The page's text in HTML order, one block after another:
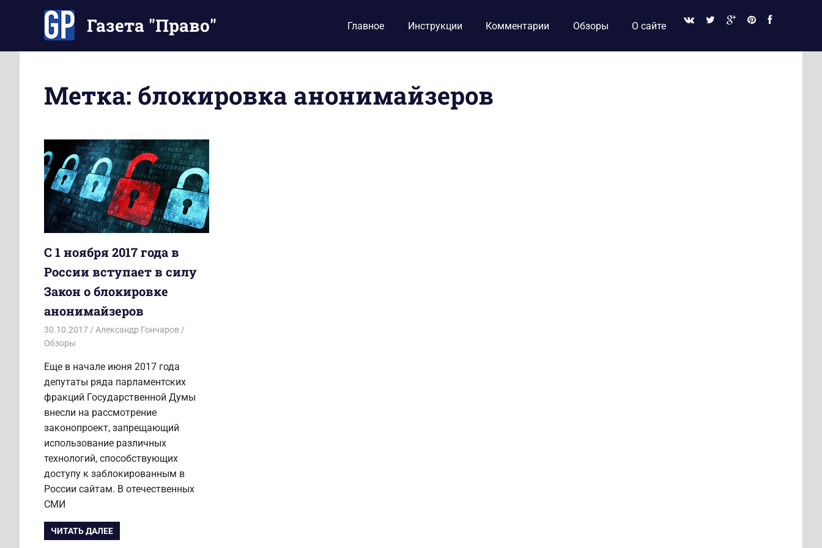
содержимому
Газета "Право"
Ваше
время
Главное Инструкции Комментарии Обзоры О сайте
Метка: блокировка анонимайзеров
С 1 ноября 2017 года в
России вступает в силу
Закон о блокировке
анонимайзеров
30.10.2017
Александр Гончаров
Обзоры
Еще в начале июня 2017 года
депутаты ряда парламентских
фракций Государственной Думы
внесли на рассмотрение
законопроект, запрещающий
использование различных
технологий, способствующих
доступу к заблокированным в
России сайтам. В отечественных
СМИ
ЧИТАТЬ ДАЛЕЕ